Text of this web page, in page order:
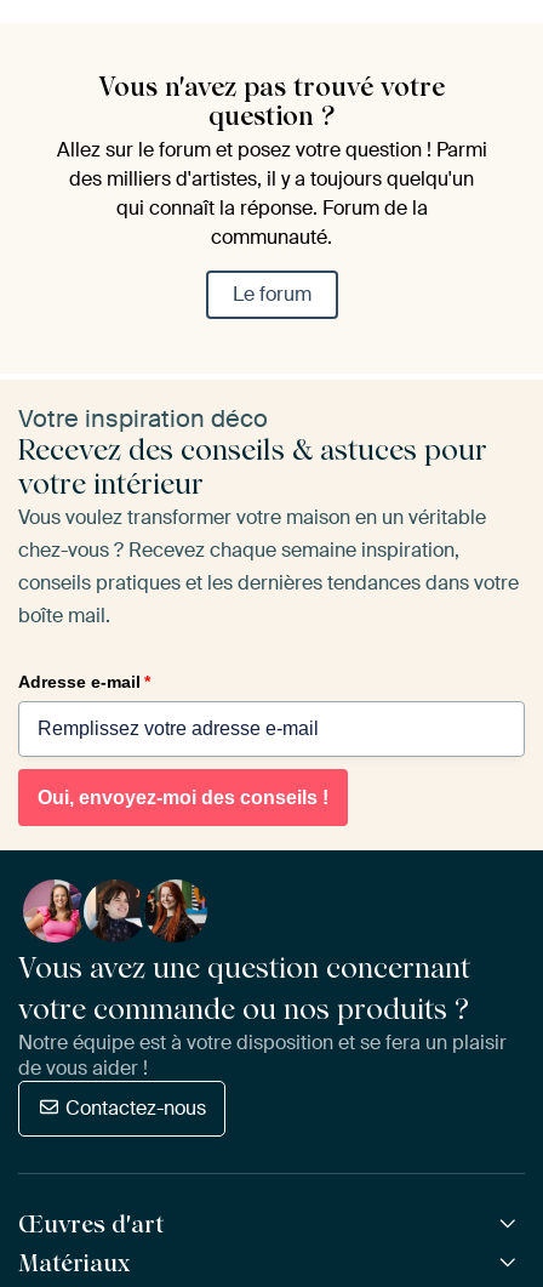
Vous n'avez pas trouvé votre
question ?
Allez sur le forum et posez votre question ! Parmi
des milliers d'artistes, il y a toujours quelqu'un
qui connaît la réponse. Forum de la
communauté.
Le forum
Votre inspiration déco
Recevez des conseils & astuces pour
votre intérieur
Vous voulez transformer votre maison en un véritable
chez-vous ? Recevez chaque semaine inspiration,
conseils pratiques et les dernières tendances dans votre
boîte mail.
Adresse e-mail *
Oui, envoyez-moi des conseils !
Vous avez une question concernant
votre commande ou nos produits ?
Notre équipe est à votre disposition et se fera un plaisir
de vous aider !
Contactez-nous
Œuvres d'art
Toutes les œuvres
Matériaux